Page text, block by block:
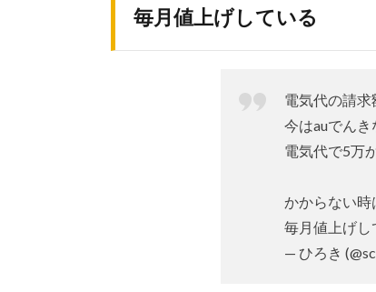
毎月値上げしている
電気代の請
今はauでん
電気代で5万
かからない時
毎月値上げ
— ひろき